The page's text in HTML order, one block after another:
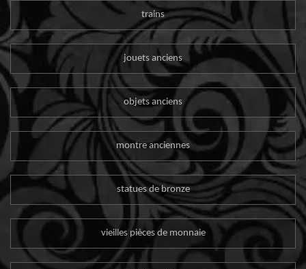
trains
jouets anciens
objets anciens
montre anciennes
statues de bronze
vieilles pièces de monnaie